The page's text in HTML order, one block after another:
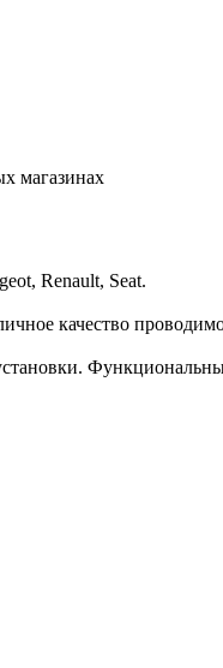
магазинах
Renault, Seat.
качество